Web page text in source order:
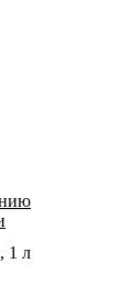
1 л